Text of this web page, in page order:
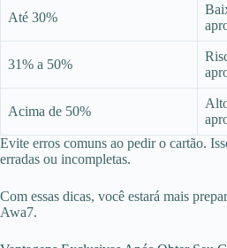
Até 30%
31% a 50%
Acima de 50%
Evite erros comuns ao pedir o cartão.
erradas ou incompletas.
Com essas dicas, você estará mais
Awa7.